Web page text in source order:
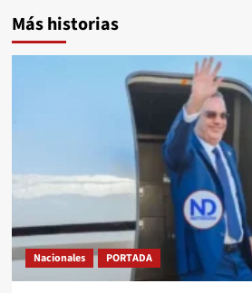
Más historias
Nacionales PORTADA